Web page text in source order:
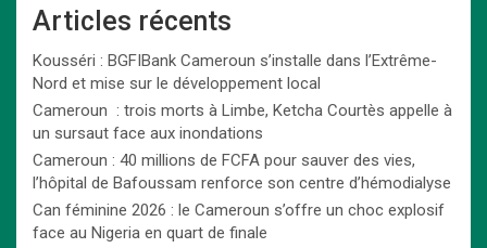
Articles récents
Kousséri : BGFIBank Cameroun s’installe dans l’Extrême-
Nord et mise sur le développement local
Cameroun : trois morts à Limbe, Ketcha Courtès appelle à
un sursaut face aux inondations
Cameroun : 40 millions de FCFA pour sauver des vies,
l’hôpital de Bafoussam renforce son centre d’hémodialyse
Can féminine 2026 : le Cameroun s’offre un choc explosif
face au Nigeria en quart de finale